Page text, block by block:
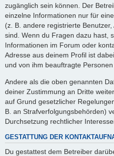
zugänglich sein können. Der
einzelne Informationen nur für
(z. B. andere registrierte
sind. Wenn du Fragen dazu hast,
Informationen im Forum oder
Adresse aus deinem Profil ist
und von ihm beauftragte
Andere als die oben genannten
deiner Zustimmung an Dritte
auf Grund gesetzlicher
B. an Strafverfolgungsbehörden)
Durchsetzung rechtlicher
GESTATTUNG DER
Du gestattest dem Betreiber